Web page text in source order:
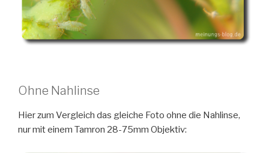
Ohne Nahlinse
Hier zum Vergleich das gleiche Foto ohne die Nahlinse,
nur mit einem Tamron 28-75mm Objektiv: